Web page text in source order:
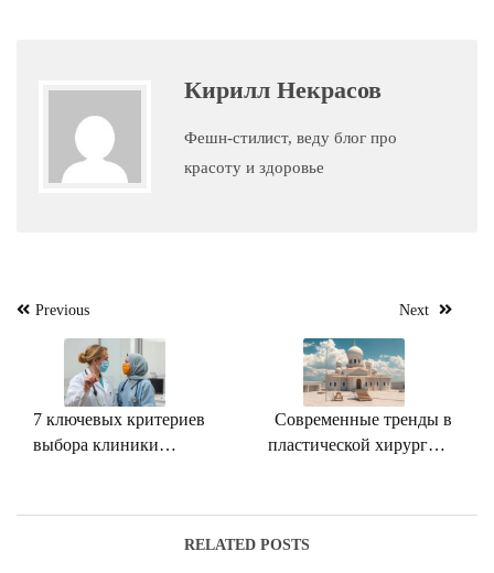
Кирилл Некрасов
Фешн-стилист, веду блог про
красоту и здоровье
Навигация
Previous
7 ключевых критериев
выбора клиники
Next
Современные тренды в
пластической хирургии:
RELATED POSTS